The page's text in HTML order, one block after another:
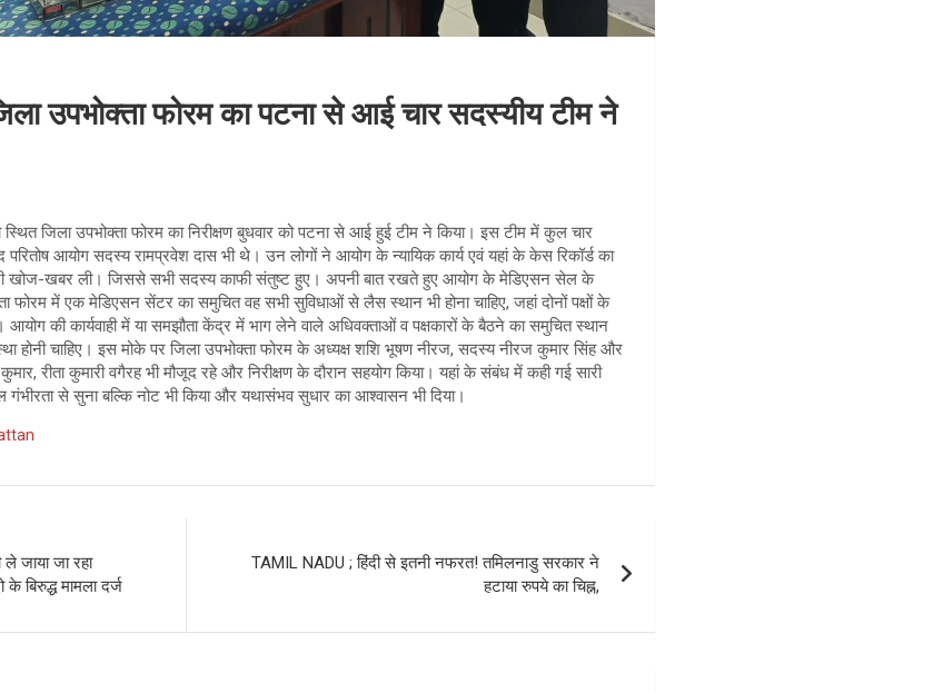
उपभोक्ता फोरम का पटना से आई चार सदस्यीय टीम ने
स्थित जिला उपभोक्ता फोरम का निरीक्षण बुधवार को पटना से आई हुई टीम ने किया। इस टीम में कुल चार
परितोष आयोग सदस्य रामप्रवेश दास भी थे। उन लोगों ने आयोग के न्यायिक कार्य एवं यहां के केस रिकॉर्ड का
खोज-खबर ली। जिससे सभी सदस्य काफी संतुष्ट हुए। अपनी बात रखते हुए आयोग के मेडिएसन सेल के
फोरम में एक मेडिएसन सेंटर का समुचित वह सभी सुविधाओं से लैस स्थान भी होना चाहिए, जहां दोनों पक्षों के
आयोग की कार्यवाही में या समझौता केंद्र में भाग लेने वाले अधिवक्ताओं व पक्षकारों के बैठने का समुचित स्थान
होनी चाहिए। इस मोके पर जिला उपभोक्ता फोरम के अध्यक्ष शशि भूषण नीरज, सदस्य नीरज कुमार सिंह और
रीता कुमारी वगैरह भी मौजूद रहे और निरीक्षण के दौरान सहयोग किया। यहां के संबंध में कही गई सारी
से सुना बल्कि नोट भी किया और यथासंभव सुधार का आश्वासन भी दिया।
जाया जा रहा
के बिरुद्ध मामला दर्ज
TAMIL NADU ; हिंदी से इतनी नफरत! तमिलनाडु सरकार ने
हटाया रुपये का चिह्न,